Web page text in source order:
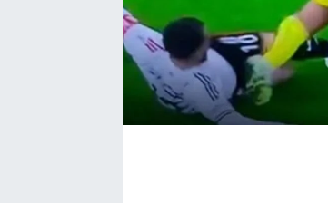
Gözden Kaçmasın
İletişim (Künye)